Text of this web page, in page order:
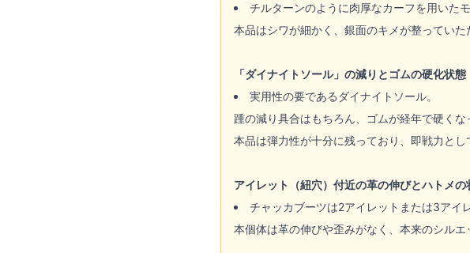
チルターンのように肉厚なカーフを用いた
本品はシワが細かく、銀面のキメが整ってい
「ダイナイトソール」の減りとゴムの硬化状態
実用性の要であるダイナイトソール。
踵の減り具合はもちろん、ゴムが経年で硬く
本品は弾力性が十分に残っており、即戦力とし
アイレット（紐穴）付近の革の伸びとハトメの
チャッカブーツは2アイレットまたは3アイ
本個体は革の伸びや歪みがなく、本来のシルエ